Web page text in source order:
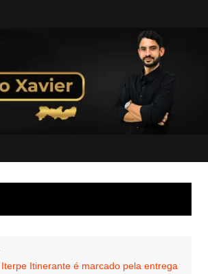
Itinerante é marcado pela entrega